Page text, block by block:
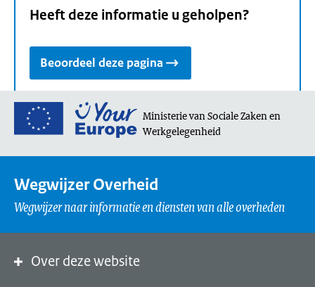
Heeft deze informatie u geholpen?
Beoordeel deze pagina
Ga
naar
van
Europe,
een
van
Ministerie van Sociale Zaken en
Werkgelegenheid
Wegwijzer Overheid
Wegwijzer naar informatie en diensten van alle overheden
Over deze website